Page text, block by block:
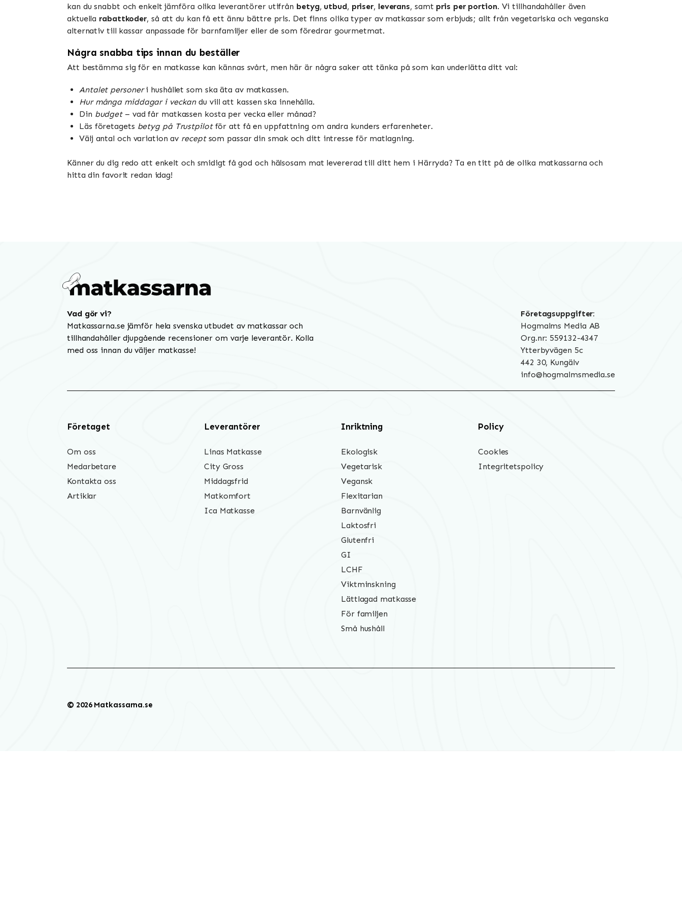
kan du snabbt och enkelt jämföra olika leverantörer utifrån betyg, utbud, priser, leverans, samt pris per portion. Vi tillhandahåller även
aktuella rabattkoder, så att du kan få ett ännu bättre pris. Det finns olika typer av matkassar som erbjuds; allt från vegetariska och veganska
alternativ till kassar anpassade för barnfamiljer eller de som föredrar gourmetmat.
Några snabba tips innan du beställer
Att bestämma sig för en matkasse kan kännas svårt, men här är några saker att tänka på som kan underlätta ditt val:
Antalet personeri hushållet som ska äta av matkassen.
Hur många middagar i veckandu vill att kassen ska innehålla.
Din budget– vad får matkassen kosta per vecka eller månad?
Läs företagets betyg på Trustpilotför att få en uppfattning om andra kunders erfarenheter.
Välj antal och variation av receptsom passar din smak och ditt intresse för matlagning.
Känner du dig redo att enkelt och smidigt få god och hälsosam mat levererad till ditt hem i Härryda? Ta en titt på de olika matkassarna och
hitta din favorit redan idag!
Vad gör vi?
Matkassarna.se jämför hela svenska utbudet av matkassar och
tillhandahåller djupgående recensioner om varje leverantör. Kolla
med oss innan du väljer matkasse!
Företagsuppgifter:
Hogmalms Media AB
Org.nr: 559132-4347
Ytterbyvägen 5c
442 30, Kungälv
info@hogmalmsmedia.se
Företaget
Om oss
Medarbetare
Kontakta oss
Artiklar
Leverantörer
Linas Matkasse
City Gross
Middagsfrid
Matkomfort
Ica Matkasse
Inriktning
Ekologisk
Vegetarisk
Vegansk
Flexitarian
Barnvänlig
Laktosfri
Glutenfri
GI
LCHF
Viktminskning
Lättlagad matkasse
För familjen
Små hushåll
Policy
Cookies
Integritetspolicy
© 2026 Matkassarna.se